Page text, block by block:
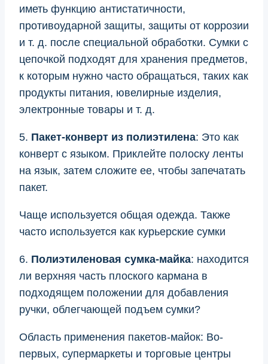
иметь функцию антистатичности,
противоударной защиты, защиты от коррозии
и т. д. после специальной обработки. Сумки с
цепочкой подходят для хранения предметов,
к которым нужно часто обращаться, таких как
продукты питания, ювелирные изделия,
электронные товары и т. д.
5. Пакет-конверт из полиэтилена: Это как
конверт с языком. Приклейте полоску ленты
на язык, затем сложите ее, чтобы запечатать
пакет.
Чаще используется общая одежда. Также
часто используется как курьерские сумки
6. Полиэтиленовая сумка-майка: находится
ли верхняя часть плоского кармана в
подходящем положении для добавления
ручки, облегчающей подъем сумки?
Область применения пакетов-майок: Во-
первых, супермаркеты и торговые центры